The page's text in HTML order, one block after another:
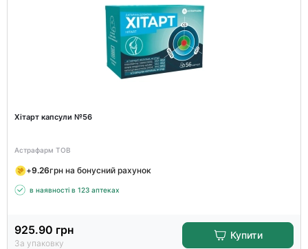
Хітарт капсули №56
Астрафарм ТОВ
+9.26грн на бонусний рахунок
в наявності в 123 аптеках
925.90 грн
За упаковку
Купити